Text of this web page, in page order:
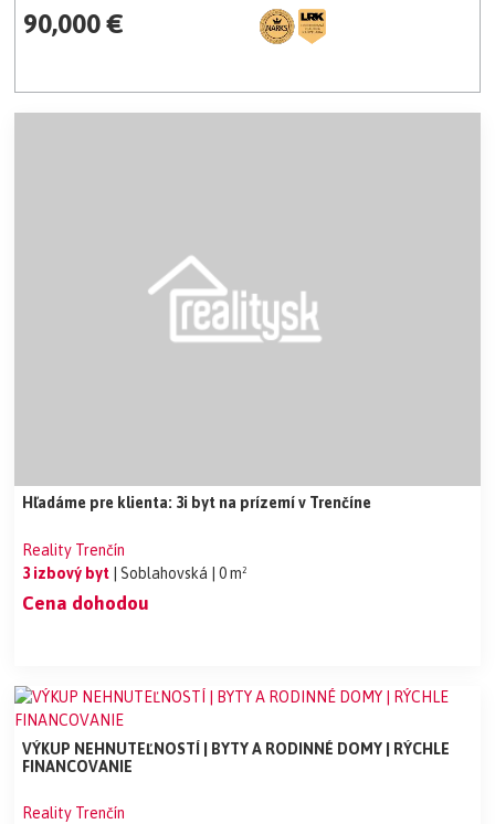
90,000 €
Hľadáme pre klienta: 3i byt na prízemí v Trenčíne
Reality Trenčín
3 izbový byt
| Soblahovská | 0 m²
Cena dohodou
VÝKUP NEHNUTEĽNOSTÍ | BYTY A RODINNÉ DOMY | RÝCHLE
FINANCOVANIE
Reality Trenčín